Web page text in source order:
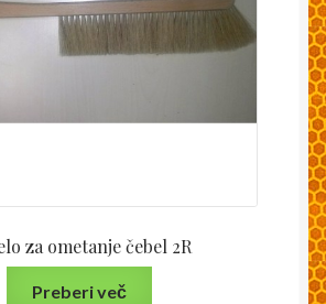
za ometanje čebel 2R
Preberi več